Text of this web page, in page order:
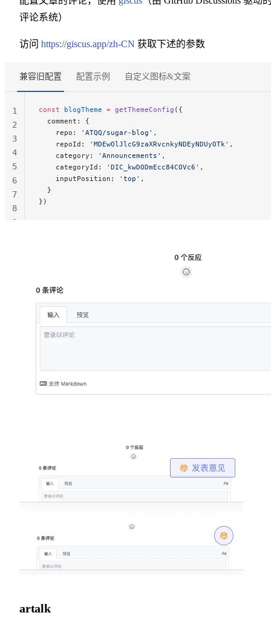
评论系统）
访问 https://giscus.app/zh-CN 获取下述的参数
兼容旧配置 配置示例 自定义图标&文案
const blogTheme = getThemeConfig ({
  comment: {
    repo:
'ATQQ/sugar-blog' ,
    repoId:
'MDEwOlJlcG9zaXRvcnkyNDEyNDUyOTk' ,
    category:
'Announcements' ,
    categoryId:
'DIC_kwDODmEcc84COVc6' ,
    inputPosition:
'top' ,
  }
})
1
2
3
4
5
6
7
8
9
artalk